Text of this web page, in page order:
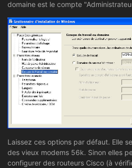
domaine est le compte
Laissez ces options par défaut. Elle
des vieux modems 56k. Sinon elles
configurer des routeurs Cisco (à